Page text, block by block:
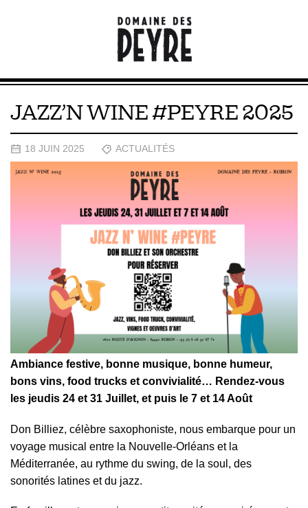
JAZZ’N WINE #PEYRE 2025
18 JUIN 2025 ACTUALITÉS
Ambiance festive, bonne musique, bonne humeur,
bons vins, food trucks et convivialité… Rendez-vous
les jeudis 24 et 31 Juillet, et puis le 7 et 14 Août
Don Billiez, célèbre saxophoniste, nous embarque pour un
voyage musical entre la Nouvelle-Orléans et la
Méditerranée, au rythme du swing, de la soul, des
sonorités latines et du jazz.